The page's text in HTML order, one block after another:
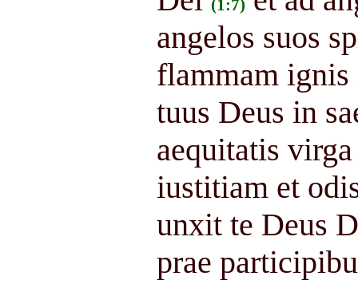
(1:7)
angelos suos
flammam ignis
tuus Deus in
aequitatis
iustitiam et
unxit te Deus
prae